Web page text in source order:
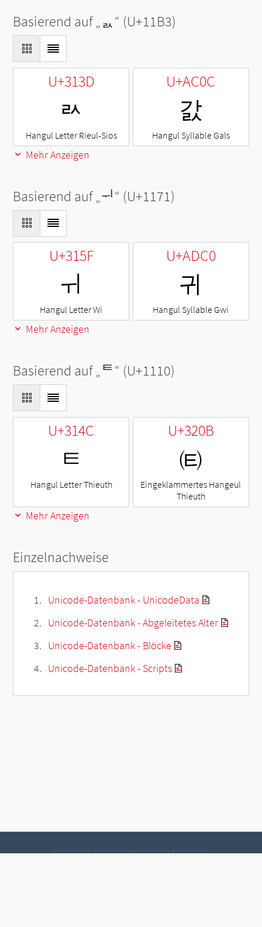
Basierend auf „ᆳ“ (U+11B3)
U+313D
ㄽ
Hangul Letter Rieul-Sios
U+AC0C
갌
Hangul Syllable Gals
Mehr Anzeigen
Basierend auf „ᅱ“ (U+1171)
U+315F
ㅟ
Hangul Letter Wi
U+ADC0
귀
Hangul Syllable Gwi
Mehr Anzeigen
Basierend auf „ᄐ“ (U+1110)
U+314C
ㅌ
Hangul Letter Thieuth
U+320B
㈋
Eingeklammertes Hangeul
Thieuth
Mehr Anzeigen
Einzelnachweise
Unicode-Datenbank - UnicodeData
Unicode-Datenbank - Abgeleitetes Alter
Unicode-Datenbank - Blöcke
Unicode-Datenbank - Scripts